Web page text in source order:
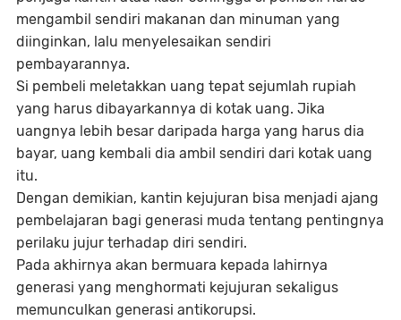
mengambil sendiri makanan dan minuman yang
diinginkan, lalu menyelesaikan sendiri
pembayarannya.
Si pembeli meletakkan uang tepat sejumlah rupiah
yang harus dibayarkannya di kotak uang. Jika
uangnya lebih besar daripada harga yang harus dia
bayar, uang kembali dia ambil sendiri dari kotak uang
itu.
Dengan demikian, kantin kejujuran bisa menjadi ajang
pembelajaran bagi generasi muda tentang pentingnya
perilaku jujur terhadap diri sendiri.
Pada akhirnya akan bermuara kepada lahirnya
generasi yang menghormati kejujuran sekaligus
memunculkan generasi antikorupsi.